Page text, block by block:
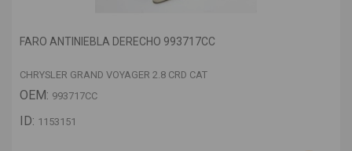
FARO ANTINIEBLA DERECHO 993717CC
CHRYSLER GRAND VOYAGER 2.8 CRD CAT
OEM: 993717CC
ID: 1153151